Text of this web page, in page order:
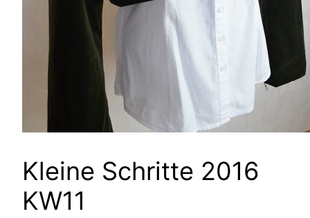
Kleine Schritte 2016
KW11